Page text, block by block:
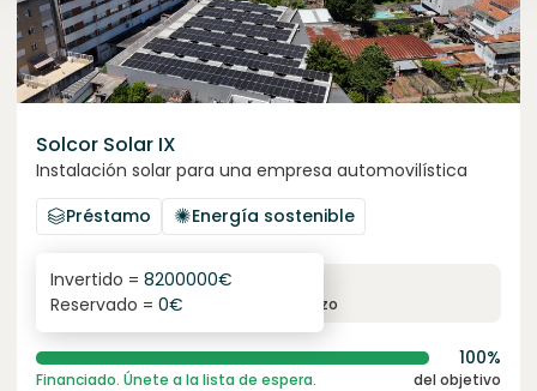
Solcor Solar IX
Instalación solar para una empresa automovilística
Préstamo
Energía sostenible
6.1%
interés anual plazo
Invertido = 8200000€
Reservado = 0€
100%
Financiado. Únete a la lista de espera. del objetivo